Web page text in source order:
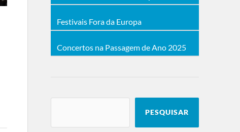
Festivais Fora da Europa
Concertos na Passagem de Ano 2025
PESQUISAR